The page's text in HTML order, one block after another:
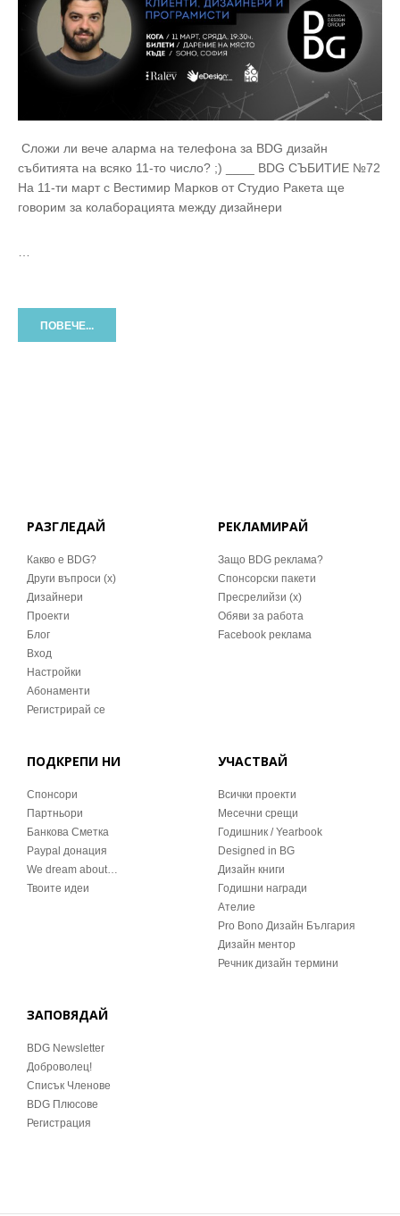
Сложи ли вече аларма на телефона за BDG дизайн
събитията на всяко 11-то число? ;) ____ BDG СЪБИТИЕ №72
На 11-ти март с Вестимир Марков от Студио Ракета ще
говорим за колаборацията между дизайнери
ПОВЕЧЕ...
РАЗГЛЕДАЙ
Какво е BDG?
Други въпроси (x)
Дизайнери
Проекти
Блог
Вход
Настройки
Абонаменти
Регистрирай се
РЕКЛАМИРАЙ
Защо BDG реклама?
Спонсорски пакети
Пресрелийзи (x)
Обяви за работа
Facebook реклама
ПОДКРЕПИ НИ
Спонсори
Партньори
Банкова Сметка
Paypal донация
We dream about…
Твоите идеи
УЧАСТВАЙ
Всички проекти
Месечни срещи
Годишник / Yearbook
Designed in BG
Дизайн книги
Годишни награди
Ателие
Pro Bono Дизайн България
Дизайн ментор
Речник дизайн термини
ЗАПОВЯДАЙ
BDG Newsletter
Доброволец!
Списък Членове
BDG Плюсове
Регистрация